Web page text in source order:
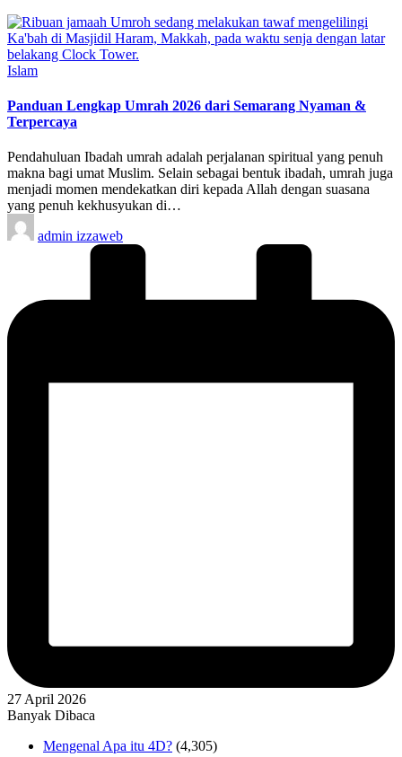
Posted
Islam
Panduan Lengkap Umrah 2026 dari Semarang Nyaman &
Terpercaya
Pendahuluan Ibadah umrah adalah perjalanan spiritual yang penuh
makna bagi umat Muslim. Selain sebagai bentuk ibadah, umrah juga
menjadi momen mendekatkan diri kepada Allah dengan suasana
yang penuh kekhusyukan di…
Posted
by
admin izzaweb
27 April 2026
Banyak Dibaca
Mengenal Apa itu 4D? (4,305)